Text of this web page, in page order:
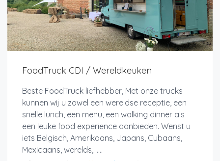
FoodTruck CDI / Wereldkeuken
Beste FoodTruck liefhebber, Met onze trucks
kunnen wij u zowel een wereldse receptie, een
snelle lunch, een menu, een walking dinner als
een leuke food experience aanbieden. Wenst u
iets Belgisch, Amerikaans, Japans, Cubaans,
Mexicaans, werelds, .....